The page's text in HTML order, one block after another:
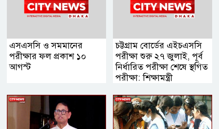
এসএসসি ও সমমানের
পরীক্ষার ফল প্রকাশ ১০
আগস্ট
চট্টগ্রাম বোর্ডের এইচএসসি
পরীক্ষা শুরু ২৭ জুলাই, পূর্ব
নির্ধারিত পরীক্ষা শেষে স্থগিত
পরীক্ষা: শিক্ষামন্ত্রী